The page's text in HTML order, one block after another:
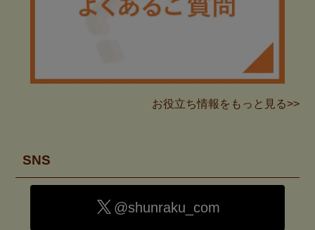
お役立ち情報をもっと見る>>
SNS
@shunraku_com